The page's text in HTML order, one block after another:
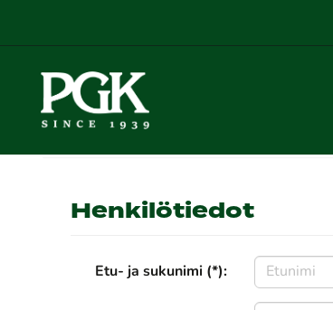
Henkilötiedot
Etu- ja sukunimi (*):